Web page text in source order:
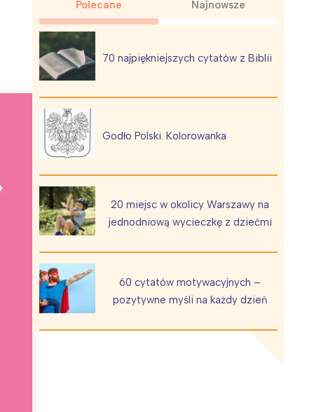
Polecane Najnowsze
70 najpiękniejszych cytatów z Biblii
Godło Polski. Kolorowanka
20 miejsc w okolicy Warszawy na
jednodniową wycieczkę z dziećmi
60 cytatów motywacyjnych –
pozytywne myśli na każdy dzień